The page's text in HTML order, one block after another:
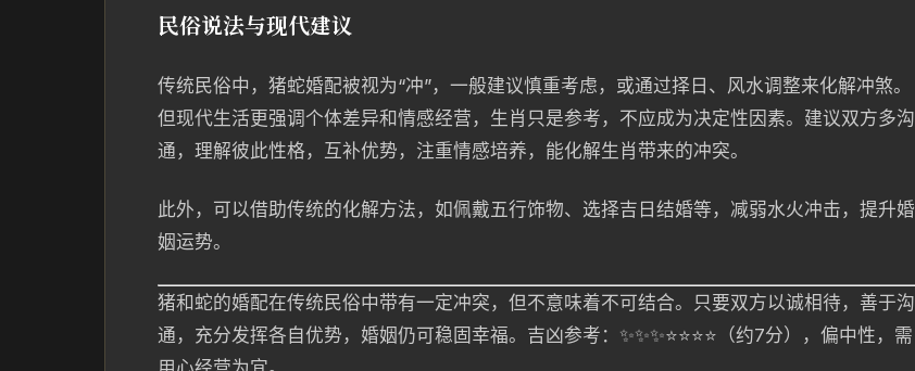
民俗说法与现代建议
传统民俗中，猪蛇婚配被视为“冲”，一般建议慎重考虑，或通过择日、风水调整来化解冲煞。
但现代生活更强调个体差异和情感经营，生肖只是参考，不应成为决定性因素。建议双方多沟
通，理解彼此性格，互补优势，注重情感培养，能化解生肖带来的冲突。
此外，可以借助传统的化解方法，如佩戴五行饰物、选择吉日结婚等，减弱水火冲击，提升婚
姻运势。
猪和蛇的婚配在传统民俗中带有一定冲突，但不意味着不可结合。只要双方以诚相待，善于沟
通，充分发挥各自优势，婚姻仍可稳固幸福。吉凶参考：✨✨✨⭐️⭐️⭐️⭐️（约7分），偏中性，需